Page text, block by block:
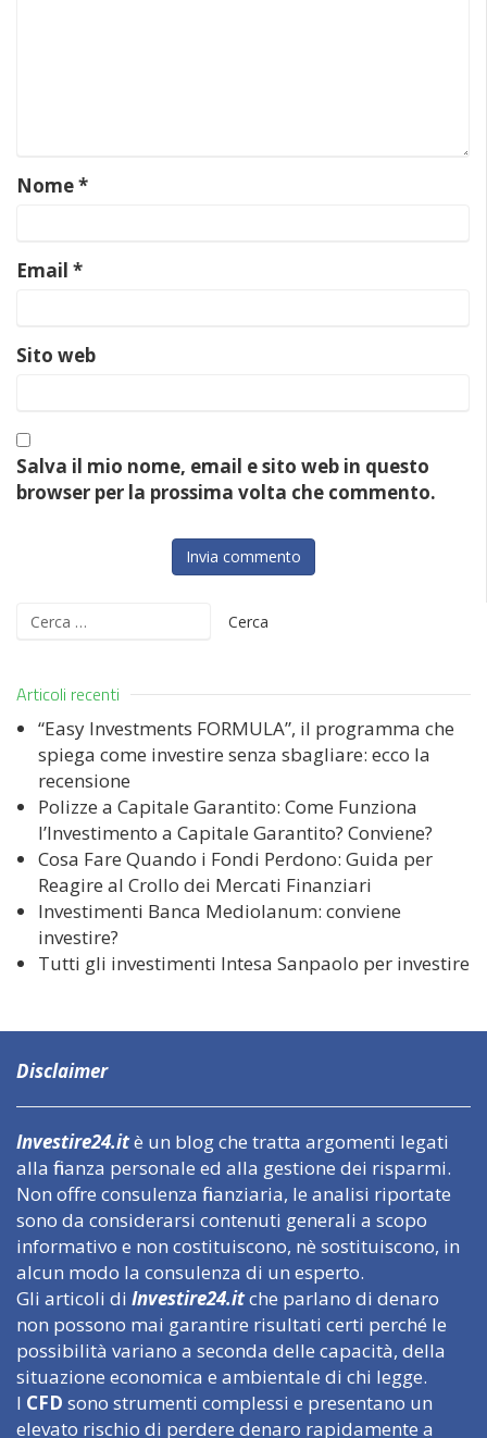
Nome*
Email *
Sito web
Salva il mio nome, email e sito web in questo
browser per la prossima volta che commento.
Ricerca
Articoli recenti
“Easy Investments FORMULA”, il programma che
spiega come investire senza sbagliare: ecco la
recensione
Polizze a Capitale Garantito: Come Funziona
l’Investimento a Capitale Garantito? Conviene?
Cosa Fare Quando i Fondi Perdono: Guida per
Reagire al Crollo dei Mercati Finanziari
Investimenti Banca Mediolanum: conviene
investire?
Tutti gli investimenti Intesa Sanpaolo per investire
Disclaimer
Investire24.itè un blog che tratta argomenti legati
alla finanza personale ed alla gestione dei risparmi.
Non offre consulenza finanziaria, le analisi riportate
sono da considerarsi contenuti generali a scopo
informativo e non costituiscono, nè sostituiscono, in
alcun modo la consulenza di un esperto.
Gli articoli di Investire24.itche parlano di denaro
non possono mai garantire risultati certi perché le
possibilità variano a seconda delle capacità, della
situazione economica e ambientale di chi legge.
I CFD sono strumenti complessi e presentano un
elevato rischio di perdere denaro rapidamente a